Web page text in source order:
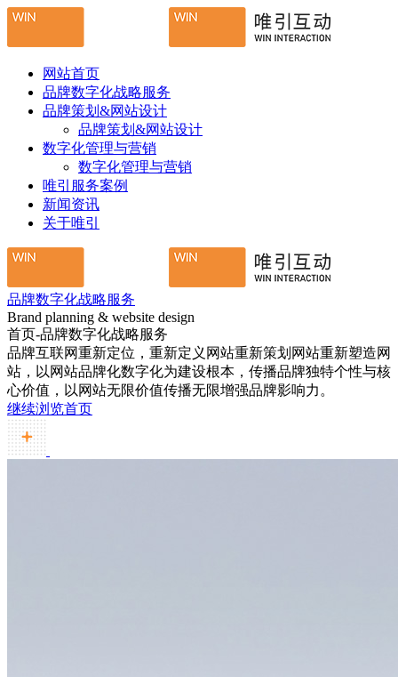
网站首页
品牌数字化战略服务
品牌策划&网站设计
品牌策划&网站设计
数字化管理与营销
数字化管理与营销
唯引服务案例
新闻资讯
关于唯引
品牌数字化战略服务
Brand planning & website design
首页-品牌数字化战略服务
品牌互联网重新定位，重新定义网站重新策划网站重新塑造网
站，以网站品牌化数字化为建设根本，传播品牌独特个性与核
心价值，以网站无限价值传播无限增强品牌影响力。
继续浏览首页